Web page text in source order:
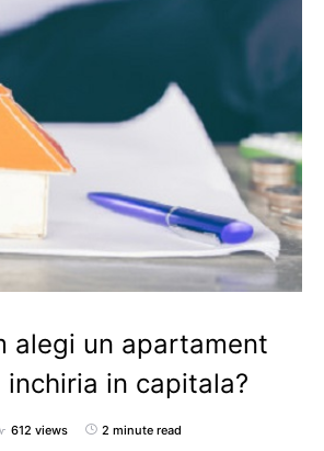
alegi un apartament
in capitala?
612 views 2 minute read